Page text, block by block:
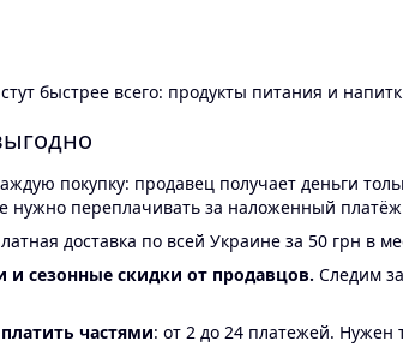
быстрее всего: продукты питания и
покупку: продавец получает деньги
нужно переплачивать за наложенный
доставка по всей Украине за 50 грн в
и сезонные скидки от продавцов. Следим
частями: от 2 до 24 платежей. Нужен